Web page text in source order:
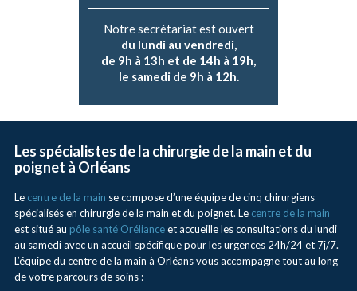
Notre secrétariat est ouvert
du lundi au vendredi,
de 9h à 13h et de 14h à 19h,
le samedi de 9h à 12h.
Les spécialistes de la chirurgie de la main et du
poignet à Orléans
Le centre de la main se compose d’une équipe de cinq chirurgiens
spécialisés en chirurgie de la main et du poignet. Le centre de la main
est situé au pôle santé Orélianceet accueille les consultations du lundi
au samedi avec un accueil spécifique pour les urgences 24h/24 et 7j/7.
L’équipe du centre de la main à Orléans vous accompagne tout au long
de votre parcours de soins :